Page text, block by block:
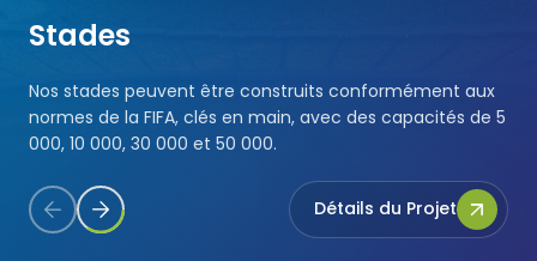
Stades
Nos stades peuvent être construits conformément aux
normes de la FIFA, clés en main, avec des capacités de 5
000, 10 000, 30 000 et 50 000.
Détails du Projet